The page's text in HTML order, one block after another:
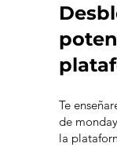
Te
de
la